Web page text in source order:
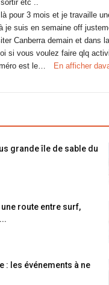
etc ..
pour 3 mois et je travaille
je suis en semaine off
Canberra demain et dans
si vous voulez faire qlq
est le…
En afficher
grande île de sable du
une route entre surf,
: les événements à ne